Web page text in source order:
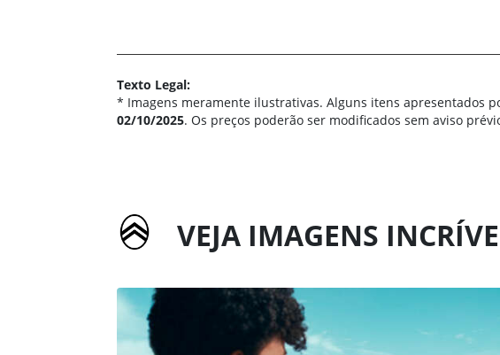
Texto Legal:
* Imagens meramente ilustrativas. Alguns itens apresentados
02/10/2025. Os preços poderão ser modificados sem aviso
VEJA IMAGENS